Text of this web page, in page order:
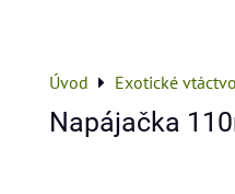
Úvod Exotické vtáctvo
Napájačka